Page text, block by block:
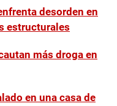
desorden en
estructurales
más droga en
en una casa de